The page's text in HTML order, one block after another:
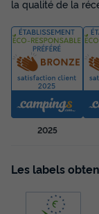
Comfort | 2
Annulation
Surface
24m²
la qualité de la
2025
Les labels